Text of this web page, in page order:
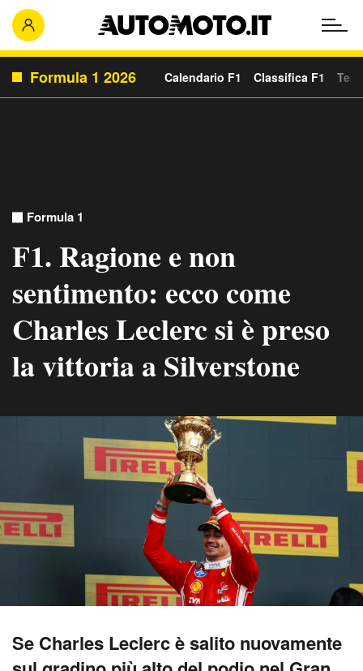
Formula 1 2026 Calendario F1 Classifica F1
Formula 1
F1. Ragione e non
sentimento: ecco come
Charles Leclerc si è preso
la vittoria a Silverstone
Se Charles Leclerc è salito nuovamente